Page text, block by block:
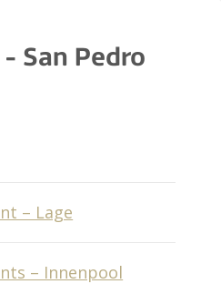
San Pedro
– Lage
– Innenpool